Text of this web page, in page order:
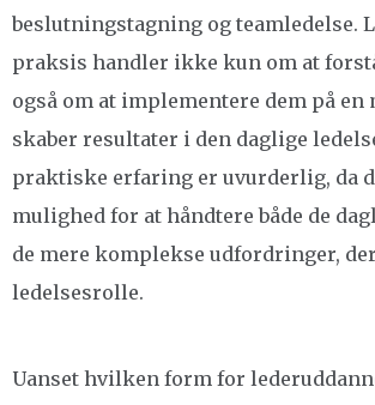
beslutningstagning og teamledelse.
praksis handler ikke kun om at
også om at implementere dem på en
skaber resultater i den daglige
praktiske erfaring er uvurderlig, da
mulighed for at håndtere både de
de mere komplekse udfordringer,
ledelsesrolle.
Uanset hvilken form for